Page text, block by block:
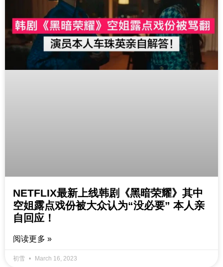
NETFLIX最新上线韩剧《黑暗荣耀》其中
空姐露点戏份被大众认为“没必要” 本人亲
自回应！
阅读更多 »
初雪 March 16, 2023